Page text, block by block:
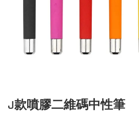
J款噴膠二維碼中性筆